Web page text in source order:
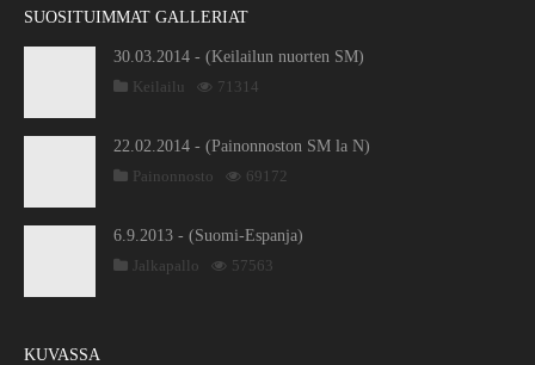
SUOSITUIMMAT GALLERIAT
30.03.2014 - (Keilailun nuorten SM)
Keilailu
71314
22.02.2014 - (Painonnoston SM la N)
Painonnosto
69172
6.9.2013 - (Suomi-Espanja)
Jalkapallo
57563
KUVASSA